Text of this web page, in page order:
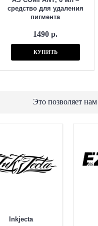
средство для удаления
пигмента
1490 р.
КУПИТЬ
Это позволяет
Inkjecta